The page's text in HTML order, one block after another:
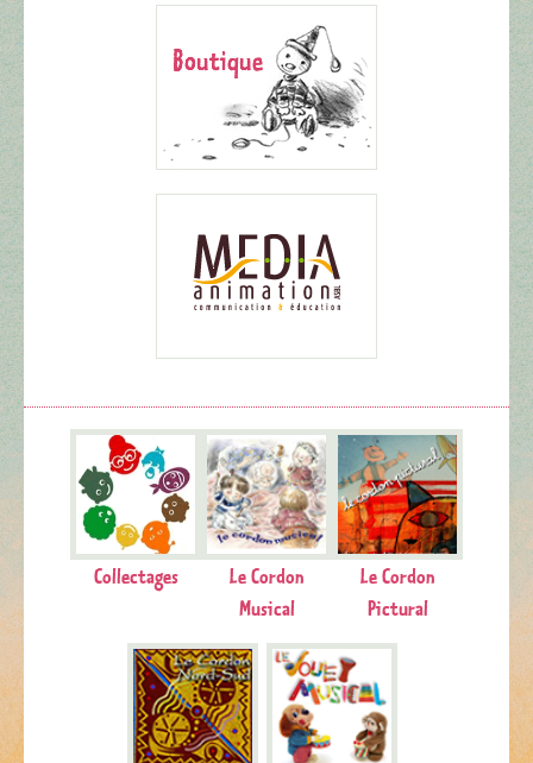
Collectages
Le Cordon
Musical
Le Cordon
Pictural